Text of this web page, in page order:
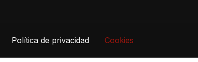
Política de privacidad Cookies